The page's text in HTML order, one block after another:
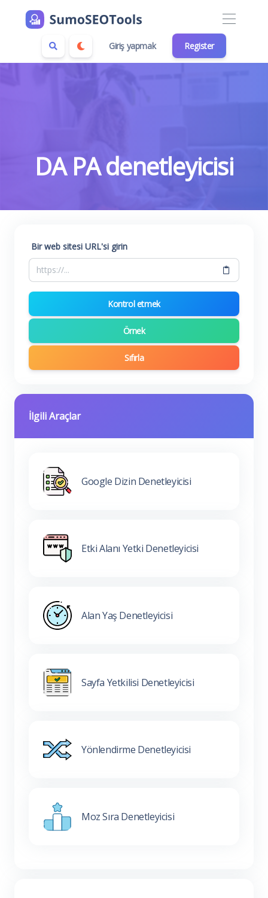
Giriş yapmak Register
DA PA denetleyicisi
Bir web sitesi URL'si girin
Kontrol etmek
Örnek
Sıfırla
İlgili Araçlar
Google Dizin Denetleyicisi
Etki Alanı Yetki Denetleyicisi
Alan Yaş Denetleyicisi
Sayfa Yetkilisi Denetleyicisi
Yönlendirme Denetleyicisi
Moz Sıra Denetleyicisi